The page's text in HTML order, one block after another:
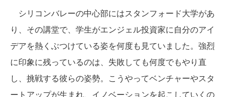
シリコンバレーの中心部にはスタンフォード大学があ
り、その講堂で、学生がエンジェル投資家に自分のアイ
デアを熱くぶつけている姿を何度も見ていました。強烈
に印象に残っているのは、失敗しても何度でもやり直
し、挑戦する彼らの姿勢。こうやってベンチャーやスタ
ートアップが生まれ、イノベーションを起こしていくの